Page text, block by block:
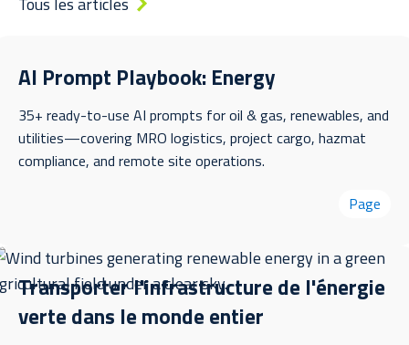
AI Prompt Playbook: Energy
35+ ready-to-use AI prompts for oil & gas, renewables, and
utilities—covering MRO logistics, project cargo, hazmat
compliance, and remote site operations.
Page
Transporter l'infrastructure de l'énergie
verte dans le monde entier